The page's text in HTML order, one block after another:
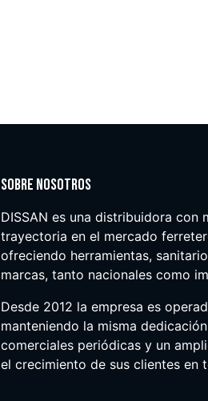
Sobre nosotros
DISSAN es una distribuidora con
trayectoria en el mercado
ofreciendo herramientas,
marcas, tanto nacionales como
Desde 2012 la empresa es
manteniendo la misma
comerciales periódicas y un
el crecimiento de sus clientes en